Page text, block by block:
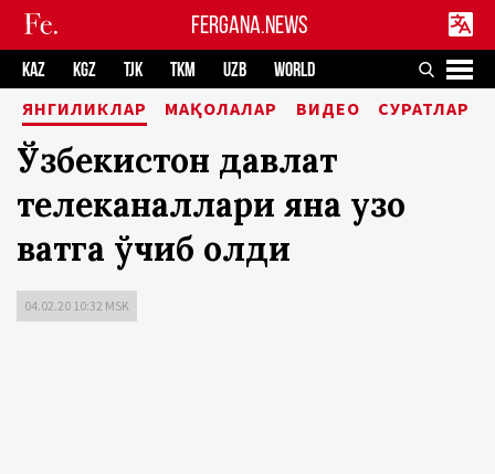
FERGANA.NEWS
KAZ KGZ TJK TKM UZB WORLD
ЯНГИЛИКЛАР МАҚОЛАЛАР ВИДЕО СУРАТЛАР
Ўзбекистон давлат
телеканаллари яна узоқ
вақтга ўчиб қолди
04.02.20 10:32 MSK